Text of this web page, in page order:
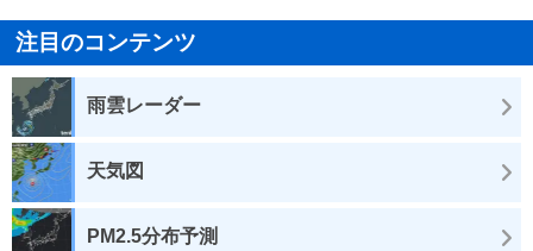
注目のコンテンツ
雨雲レーダー
天気図
PM2.5分布予測